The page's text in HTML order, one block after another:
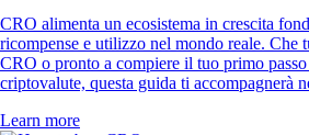
CRO alimenta un ecosistema in crescita
ricompense e utilizzo nel mondo reale. Che
CRO o pronto a compiere il tuo primo
criptovalute, questa guida ti accompagnerà
Learn more